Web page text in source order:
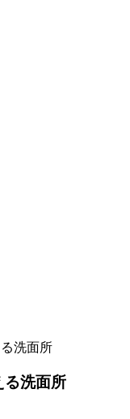
洗面所
る洗面所